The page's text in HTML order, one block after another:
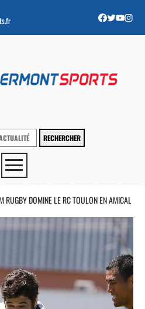
RUGBY DOMINE LE RC TOULON EN AMICAL